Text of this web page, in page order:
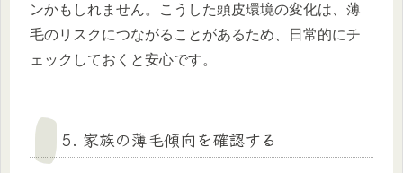
ンかもしれません。こうした頭皮環境の変化は、薄
毛のリスクにつながることがあるため、日常的にチ
ェックしておくと安心です。
5. 家族の薄毛傾向を確認する